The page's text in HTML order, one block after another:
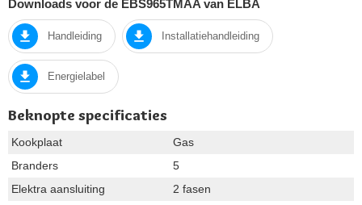
Downloads voor de EBS965TMAA van ELBA
Handleiding Installatiehandleiding
Energielabel
Beknopte specificaties
Kookplaat
Gas
Branders
5
Elektra aansluiting
2 fasen